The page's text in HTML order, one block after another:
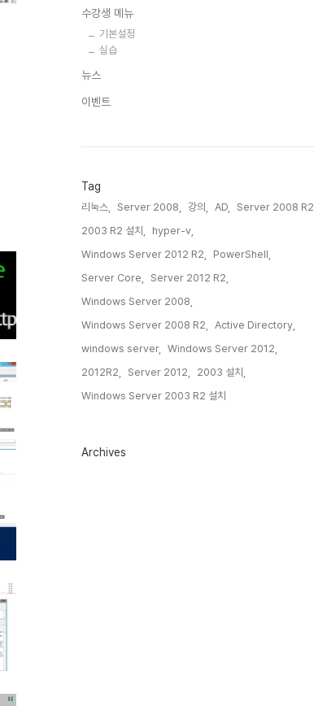
수강생 메뉴
기본설정
실습
뉴스
이벤트
Tag
리눅스, Server 2008, 강의, AD,
Server 2008 R2,
2003 R2 설치,
hyper-v,
Windows Server 2012 R2,
PowerShell,
Server Core,
Server 2012 R2,
Windows Server 2008,
Windows Server 2008 R2,
Active Directory,
windows server,
Windows Server 2012,
2012R2,
Server 2012,
2003 설치,
Windows Server 2003 R2 설치,
Archives